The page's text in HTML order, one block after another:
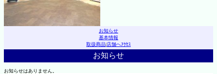
お知らせ
基本情報
取扱商品|店舗へｱｸｾｽ
お知らせ
お知らせはありません。